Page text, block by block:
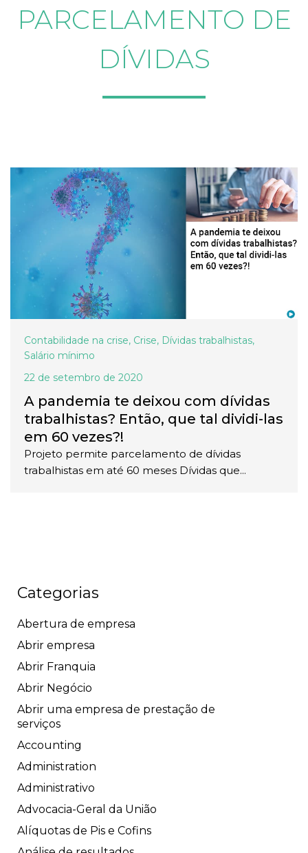
PARCELAMENTO DE
DÍVIDAS
Contabilidade na crise, Crise, Dívidas trabalhistas,
Salário mínimo
22 de setembro de 2020
A pandemia te deixou com dívidas
trabalhistas? Então, que tal dividi-las
em 60 vezes?!
Projeto permite parcelamento de dívidas
trabalhistas em até 60 meses Dívidas que...
Categorias
Abertura de empresa
Abrir empresa
Abrir Franquia
Abrir Negócio
Abrir uma empresa de prestação de
serviços
Accounting
Administration
Administrativo
Advocacia-Geral da União
Alíquotas de Pis e Cofins